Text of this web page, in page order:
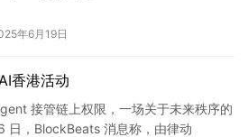
年6月19日
香港活动
接管链上权限，一场关于未来秩序的
日，BlockBeats 消息称，由律动